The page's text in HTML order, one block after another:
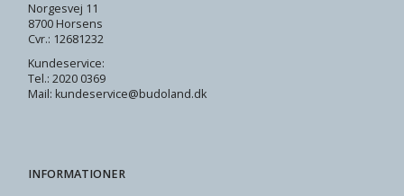
Norgesvej 11
8700 Horsens
Cvr.: 12681232
Kundeservice:
Tel.: 2020 0369
Mail: kundeservice@budoland.dk
INFORMATIONER